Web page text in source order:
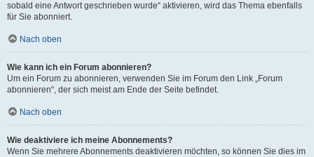
sobald eine Antwort geschrieben wurde“ aktivieren, wird das Thema ebenfalls
für Sie abonniert.
Nach oben
Wie kann ich ein Forum abonnieren?
Um ein Forum zu abonnieren, verwenden Sie im Forum den Link „Forum
abonnieren“, der sich meist am Ende der Seite befindet.
Nach oben
Wie deaktiviere ich meine Abonnements?
Wenn Sie mehrere Abonnements deaktivieren möchten, so können Sie dies im